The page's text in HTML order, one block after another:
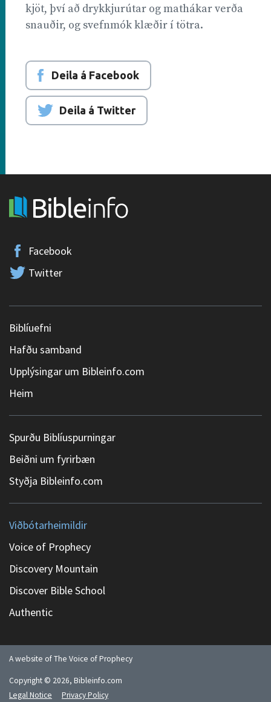
kjöt, því að drykkjurútar og mathákar verða
snauðir, og svefnmók klæðir í tötra.
Deila á Facebook
Deila á Twitter
Facebook
Twitter
Biblíuefni
Hafðu samband
Upplýsingar um Bibleinfo.com
Heim
Spurðu Biblíuspurningar
Beiðni um fyrirbæn
Styðja Bibleinfo.com
Viðbótarheimildir
Voice of Prophecy
Discovery Mountain
Discover Bible School
Authentic
A website of The Voice of Prophecy
Copyright © 2026, Bibleinfo.com
Legal Notice
Privacy Policy